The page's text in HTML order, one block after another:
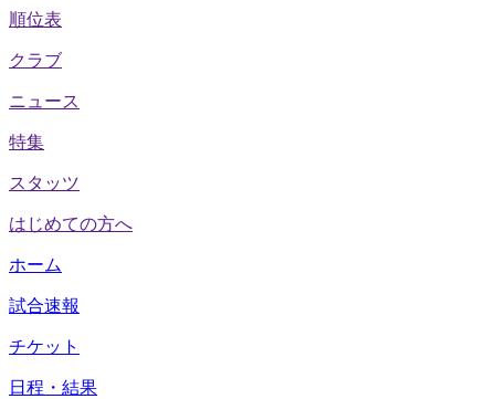
順位表
クラブ
ニュース
特集
スタッツ
はじめての方へ
ホーム
試合速報
チケット
日程・結果